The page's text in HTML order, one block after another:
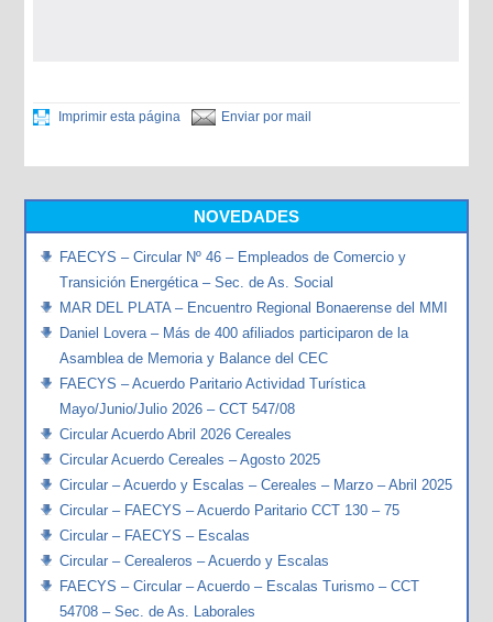
Imprimir esta página Enviar por mail
NOVEDADES
FAECYS – Circular Nº 46 – Empleados de Comercio y
Transición Energética – Sec. de As. Social
MAR DEL PLATA – Encuentro Regional Bonaerense del MMI
Daniel Lovera – Más de 400 afiliados participaron de la
Asamblea de Memoria y Balance del CEC
FAECYS – Acuerdo Paritario Actividad Turística
Mayo/Junio/Julio 2026 – CCT 547/08
Circular Acuerdo Abril 2026 Cereales
Circular Acuerdo Cereales – Agosto 2025
Circular – Acuerdo y Escalas – Cereales – Marzo – Abril 2025
Circular – FAECYS – Acuerdo Paritario CCT 130 – 75
Circular – FAECYS – Escalas
Circular – Cerealeros – Acuerdo y Escalas
FAECYS – Circular – Acuerdo – Escalas Turismo – CCT
54708 – Sec. de As. Laborales